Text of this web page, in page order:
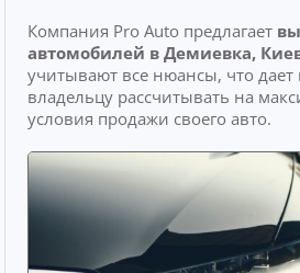
Компания Pro Auto предлагает
автомобилей в Демиевка,
учитывают все нюансы, что дает
владельцу рассчитывать на
условия продажи своего авто.